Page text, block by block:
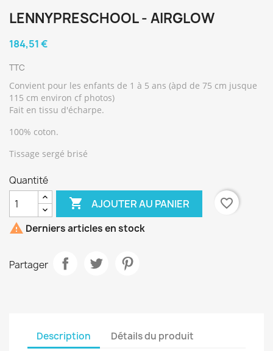
LENNYPRESCHOOL - AIRGLOW
184,51 €
TTC
Convient pour les enfants de 1 à 5 ans (àpd de 75 cm jusque
115 cm environ cf photos)
Fait en tissu d'écharpe.
100% coton.
Tissage sergé brisé
Quantité
 AJOUTER AU PANIER
favorite_border
 Derniers articles en stock
Partager
Description Détails du produit